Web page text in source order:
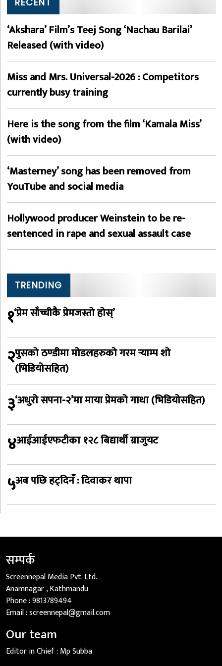
RECENT
‘Akshara’ Film’s Teej Song ‘Nachau Barilai’
Released (with video)
Miss and Mrs. Universal-2026 : Competitors
currently busy training
Here is the song from the film ‘Kamala Miss’
(with video)
‘Masterney’ song has been removed from
YouTube and social media
Hollywood producer Weinstein to be re-
sentenced in rape and sexual assault case
TRENDING
१‘प्रेम साँच्चीकै प्रेमजस्तो होस्’
२पुसको ठण्डीमा मोडलहरुको गरम र्‍याम्प शो
(भिडियोसहित)
३‘अधुरो सपना-२’मा माया प्रेमको गाथा (भिडियोसहित)
४आईआईएफटीका १२८ बिद्यार्थी ग्राजुयट
५अब पछि हट्दिनँ : दिवाकर थापा
सम्पर्क
Screennepal Media Pvt. Ltd.
Anamnagar , Kathmandu
Phone :9813789494
Email :screennepal@gmail.com
Our team
Editor in Chief : Mp Subba